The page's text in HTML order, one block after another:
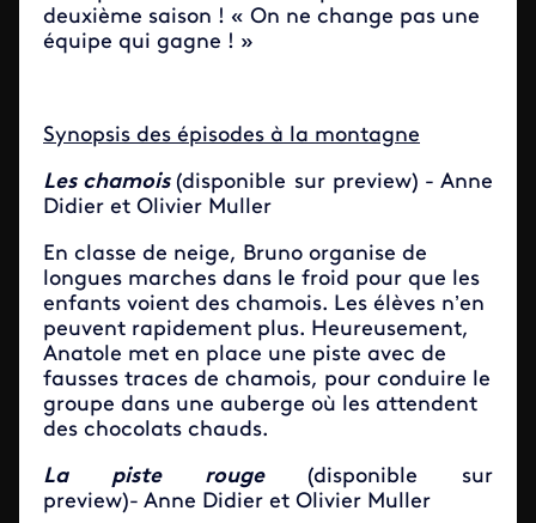
deuxième saison ! « On ne change pas une
équipe qui gagne ! »
Synopsis des épisodes à la montagne
Les chamois(disponible sur preview) - Anne
Didier et Olivier Muller
En classe de neige, Bruno organise de
longues marches dans le froid pour que les
enfants voient des chamois. Les élèves n’en
peuvent rapidement plus. Heureusement,
Anatole met en place une piste avec de
fausses traces de chamois, pour conduire le
groupe dans une auberge où les attendent
des chocolats chauds.
La piste rouge(disponible sur
preview)- Anne Didier et Olivier Muller